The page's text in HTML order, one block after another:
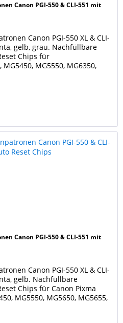
Canon PGI-550 & CLI-551 mit
Canon PGI-550 XL & CLI-
gelb, grau. Nachfüllbare
Chips für
MG5550, MG6350,
XL black, CLI-
Canon PGI-550 & CLI-551 mit
Canon PGI-550 XL & CLI-
gelb. Nachfüllbare
Chips für Canon Pixma
MG5550, MG5650, MG5655,
PGI-550PGBK